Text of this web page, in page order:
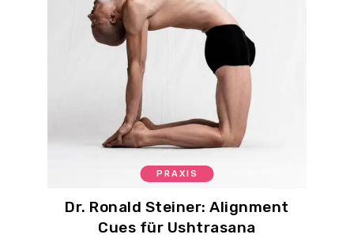
PRAXIS
Dr. Ronald Steiner: Alignment
Cues für Ushtrasana